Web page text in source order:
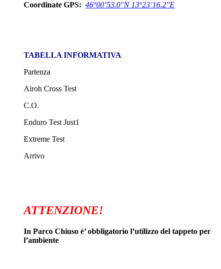
Coordinate GPS: 46°00’53.0″N 13°23’16.2″E
TABELLA INFORMATIVA
Partenza
Airoh Cross Test
C.O.
Enduro Test Just1
Extreme Test
Arrivo
ATTENZIONE!
In Parco Chiuso è’ obbligatorio l’utilizzo del tappeto per
l’ambiente